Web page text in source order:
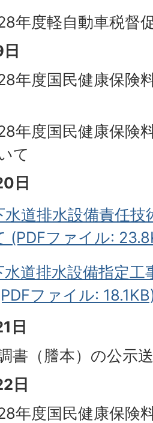
年度軽自動車税督
年度国民健康保険
年度国民健康保険
て
日
道排水設備責任技
(PDFファイル:
道排水設備指定工
ファイル:
日
書（謄本）の公示
日
年度国民健康保険